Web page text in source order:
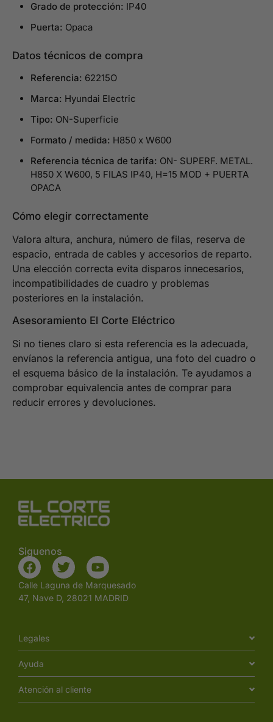
Grado de protección: IP40
Puerta: Opaca
Datos técnicos de compra
Referencia: 62215O
Marca: Hyundai Electric
Tipo: ON-Superficie
Formato / medida: H850 x W600
Referencia técnica de tarifa: ON- SUPERF. METAL.
H850 X W600, 5 FILAS IP40, H=15 MOD + PUERTA
OPACA
Cómo elegir correctamente
Valora altura, anchura, número de filas, reserva de
espacio, entrada de cables y accesorios de reparto.
Una elección correcta evita disparos innecesarios,
incompatibilidades de cuadro y problemas
posteriores en la instalación.
Asesoramiento El Corte Eléctrico
Si no tienes claro si esta referencia es la adecuada,
envíanos la referencia antigua, una foto del cuadro o
el esquema básico de la instalación. Te ayudamos a
comprobar equivalencia antes de comprar para
reducir errores y devoluciones.
Siguenos
Calle Laguna de Marquesado
47, Nave D, 28021 MADRID
Legales
Ayuda
Atención al cliente